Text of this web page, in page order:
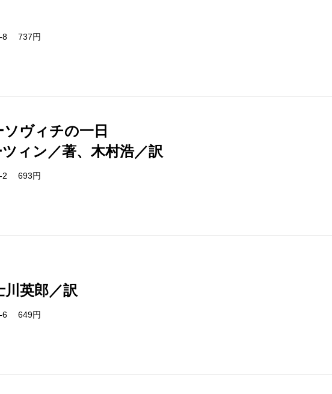
8 737円
ヴィチの一日
ィン／著、木村浩／訳
2 693円
川英郎／訳
6 649円